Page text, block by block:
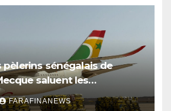
pèlerins sénégalais de
saluent les
Sénégal SA
FARAFINANEWS